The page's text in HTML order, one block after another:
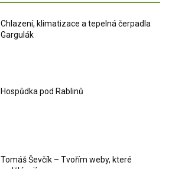
Chlazení, klimatizace a tepelná čerpadla
Gargulák
Hospůdka pod Rablinů
Tomáš Ševčík – Tvořím weby, které